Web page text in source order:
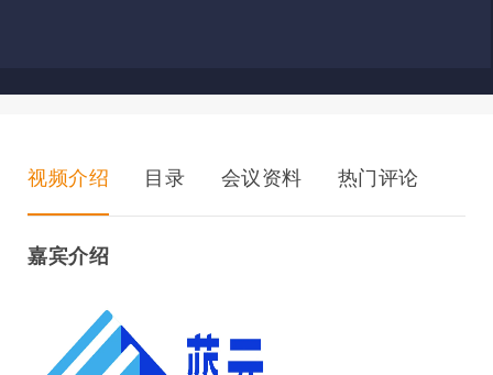
视频介绍 目录 会议资料 热门评论
嘉宾介绍